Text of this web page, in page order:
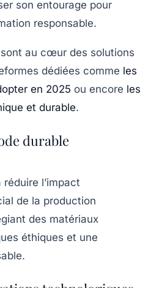
son entourage pour
responsable.
au cœur des solutions
dédiées comme les
en 2025 ou encore les
et durable.
durable
l’impact
de la production
des matériaux
éthiques et une